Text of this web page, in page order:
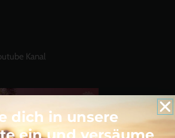
Kanal
dich in unsere
ein und versäume